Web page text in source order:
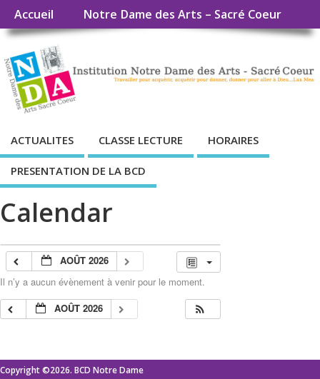
Accueil Notre Dame des Arts – Sacré Coeur
ACTUALITES CLASSE LECTURE HORAIRES
PRESENTATION DE LA BCD
Calendar
AOÛT 2026
Il n’y a aucun évènement à venir pour le moment.
AOÛT 2026
Copyright ©2026. BCD Notre Dame